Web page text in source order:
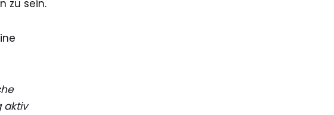
zu sein.
aktiv